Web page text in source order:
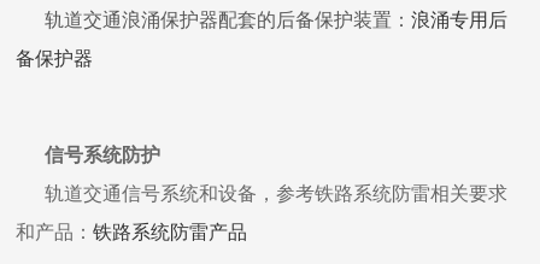
轨道交通浪涌保护器配套的后备保护装置：浪涌专用后
备保护器
信号系统防护
轨道交通信号系统和设备，参考铁路系统防雷相关要求
和产品：铁路系统防雷产品